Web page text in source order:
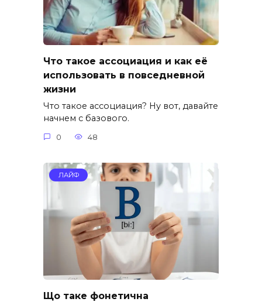
Что такое ассоциация и как её
использовать в повседневной
жизни
Что такое ассоциация? Ну вот, давайте
начнем с базового.
0 48
ЛАЙФ
Що таке фонетична